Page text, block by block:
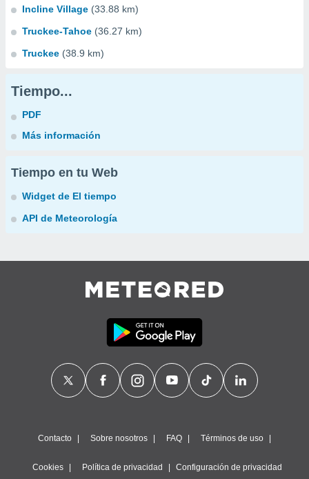
Incline Village (33.88 km)
Truckee-Tahoe (36.27 km)
Truckee (38.9 km)
Tiempo...
PDF
Más información
Tiempo en tu Web
Widget de El tiempo
API de Meteorología
Contacto Sobre nosotros FAQ Términos de uso
Cookies Política de privacidad Configuración de privacidad